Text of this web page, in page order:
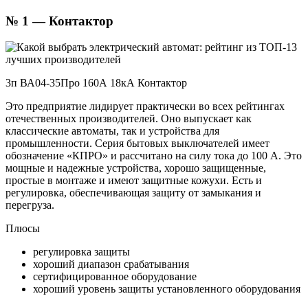
№ 1 — Контактор
3п ВА04-35Про 160А 18кА Контактор
Это предприятие лидирует практически во всех рейтингах
отечественных производителей. Оно выпускает как
классические автоматы, так и устройства для
промышленности. Серия бытовых выключателей имеет
обозначение «КПРО» и рассчитано на силу тока до 100 А. Это
мощные и надежные устройства, хорошо защищенные,
простые в монтаже и имеют защитные кожухи. Есть и
регулировка, обеспечивающая защиту от замыкания и
перегруза.
Плюсы
регулировка защиты
хороший диапазон срабатывания
сертифицированное оборудование
хороший уровень защиты установленного оборудования